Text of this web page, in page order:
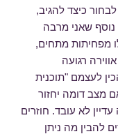
כיצד להגיב,
נוסף שאני מרבה
מפחיתות מתחים,
רגועה
לעצמם "תוכנית
מצב דומה יחזור
לא עובד. חוזרים
להבין מה ניתן